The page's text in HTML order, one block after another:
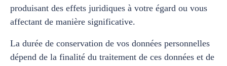
produisant des effets juridiques à votre égard ou vous
affectant de manière significative.
La durée de conservation de vos données personnelles
dépend de la finalité du traitement de ces données et de